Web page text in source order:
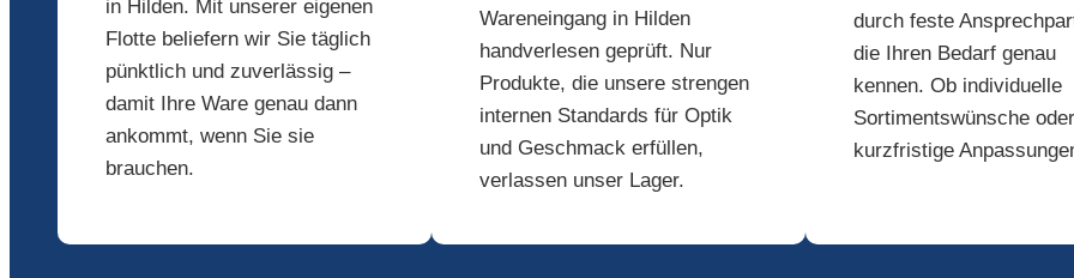
in Hilden. Mit unserer eigenen
Flotte beliefern wir Sie täglich
pünktlich und zuverlässig –
damit Ihre Ware genau dann
ankommt, wenn Sie sie
brauchen.
Wareneingang in Hilden
handverlesen geprüft. Nur
Produkte, die unsere strengen
internen Standards für Optik
und Geschmack erfüllen,
verlassen unser Lager.
durch feste
die Ihren Bedarf genau
kennen. Ob individuelle
Sortimentswünsche oder
kurzfristige